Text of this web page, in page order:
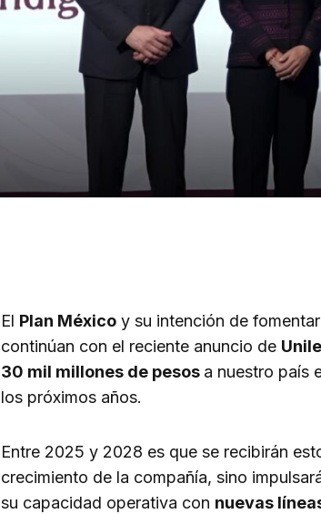
El Plan México y su intención de
continúan con el reciente anuncio de
30 mil millones de pesos a nuestro país
los próximos años.
Entre 2025 y 2028 es que se recibirán
crecimiento de la compañía, sino
su capacidad operativa con nuevas